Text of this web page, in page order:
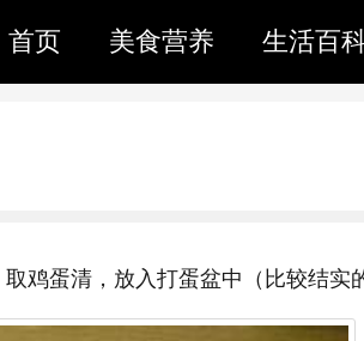
首页 美食营养 生活百
鸡蛋清，放入打蛋盆中（比较结实